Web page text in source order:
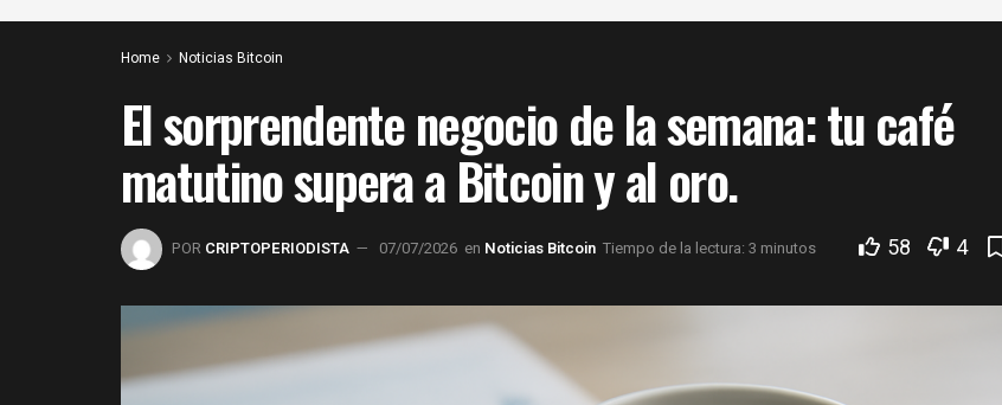
Home Noticias Bitcoin
El sorprendente negocio de la semana: tu café
matutino supera a Bitcoin y al oro.
POR CRIPTOPERIODISTA 07/07/2026 en Noticias Bitcoin Tiempo de la lectura: 3 minutos 58 4